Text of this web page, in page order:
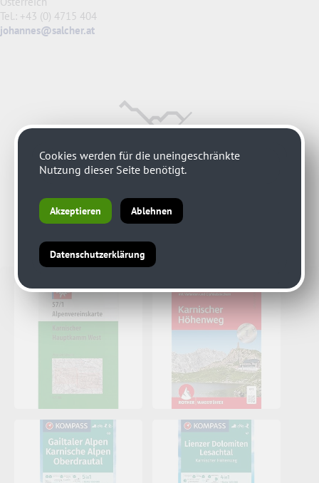
Tel.: +43 (0) 4715 404
johannes@salcher.at
Cookies werden für die uneingeschränkte
Nutzung dieser Seite benötigt.
Akzeptieren Ablehnen
Datenschutzerklärung